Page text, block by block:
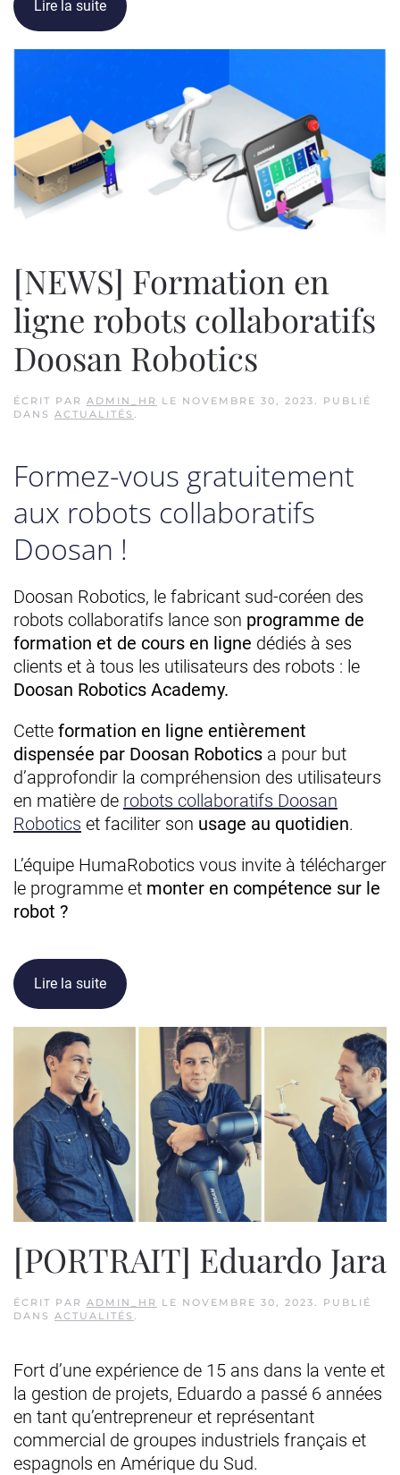
Lire la suite
[NEWS] Formation en
ligne robots collaboratifs
Doosan Robotics
ÉCRIT PAR ADMIN_HR LE NOVEMBRE 30, 2023. PUBLIÉ
DANS ACTUALITÉS .
Formez-vous gratuitement
aux robots collaboratifs
Doosan !
Doosan Robotics, le fabricant sud-coréen des
robots collaboratifs lance son programme de
formation et de cours en ligne dédiés à ses
clients et à tous les utilisateurs des robots : le
Doosan Robotics Academy.
Cette formation en ligne entièrement
dispensée par Doosan Robotics a pour but
d’approfondir la compréhension des utilisateurs
en matière de robots collaboratifs Doosan
Robotics et faciliter son usage au quotidien.
L’équipe HumaRobotics vous invite à télécharger
le programme et monter en compétence sur le
robot ?
Lire la suite
[PORTRAIT] Eduardo Jara
ÉCRIT PAR ADMIN_HR LE NOVEMBRE 30, 2023
. PUBLIÉ
DANS ACTUALITÉS
Fort d’une expérience de 15 ans dans la vente et
la gestion de projets, Eduardo a passé 6 années
en tant qu’entrepreneur et représentant
commercial de groupes industriels français et
espagnols en Amérique du Sud.